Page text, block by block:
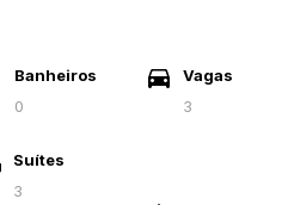
Banheiros
0
Vagas
3
Suítes
3